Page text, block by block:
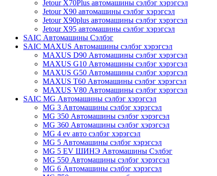
Jetour X70Plus автомашины сэлбэг хэрэгсэл
Jetour X90 автомашины сэлбэг хэрэгсэл
Jetour X90plus автомашины сэлбэг хэрэгсэл
Jetour X95 автомашины сэлбэг хэрэгсэл
SAIC Автомашины Сэлбэг
SAIC MAXUS Автомашины сэлбэг хэрэгсэл
MAXUS D90 Автомашины сэлбэг хэрэгсэл
MAXUS G10 Автомашины сэлбэг хэрэгсэл
MAXUS G50 Автомашины сэлбэг хэрэгсэл
MAXUS T60 Автомашины сэлбэг хэрэгсэл
MAXUS V80 Автомашины сэлбэг хэрэгсэл
SAIC MG Автомашины сэлбэг хэрэгсэл
MG 3 Автомашины сэлбэг хэрэгсэл
MG 350 Автомашины сэлбэг хэрэгсэл
MG 360 Автомашины сэлбэг хэрэгсэл
MG 4 ev авто сэлбэг хэрэгсэл
MG 5 Автомашины сэлбэг хэрэгсэл
MG 5 EV ШИНЭ Автомашины Сэлбэг
MG 550 Автомашины сэлбэг хэрэгсэл
MG 6 Автомашины сэлбэг хэрэгсэл